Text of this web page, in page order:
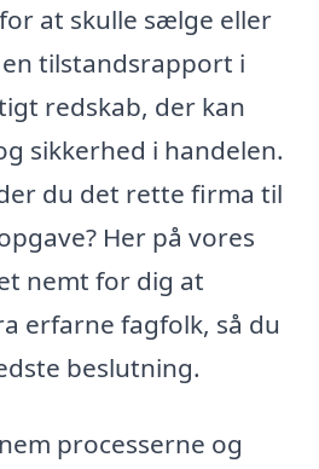
at skulle sælge eller
tilstandsrapport i
redskab, der kan
sikkerhed i handelen.
du det rette firma til
Her på vores
nemt for dig at
erfarne fagfolk, så du
beslutning.
processerne og